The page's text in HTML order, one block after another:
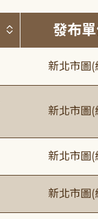
按標題排序 (
發布
新北市圖(
新北市圖(
新北市圖(
新北市圖(